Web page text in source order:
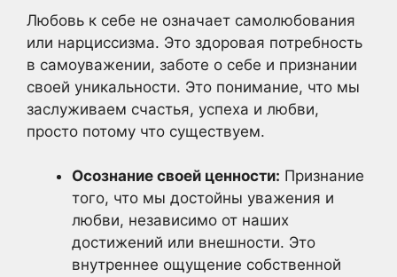
Любовь к себе не означает самолюбования
или нарциссизма. Это здоровая потребность
в самоуважении, заботе о себе и признании
своей уникальности. Это понимание, что мы
заслуживаем счастья, успеха и любви,
просто потому что существуем.
Осознание своей ценности: Признание
того, что мы достойны уважения и
любви, независимо от наших
достижений или внешности. Это
внутреннее ощущение собственной